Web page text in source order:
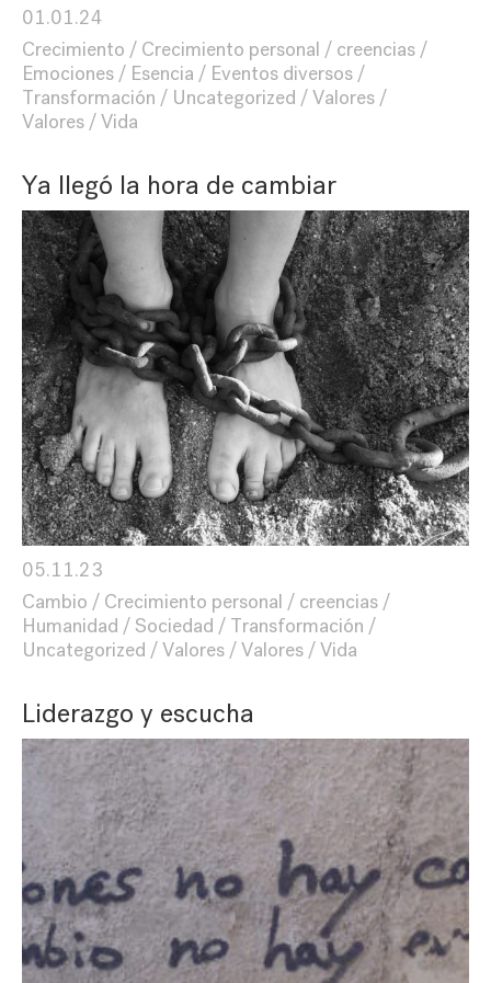
01.01.24
Crecimiento
Crecimiento personal
creencias
Emociones
Esencia
Eventos diversos
Transformación
Uncategorized
Valores
Valores
Vida
Ya llegó la hora de cambiar
05.11.23
Cambio
Crecimiento personal
creencias
Humanidad
Sociedad
Transformación
Uncategorized
Valores Valores Vida
Liderazgo y escucha